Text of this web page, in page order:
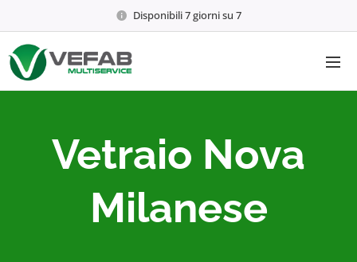
Disponibili 7 giorni su 7
Vetraio Nova
Milanese